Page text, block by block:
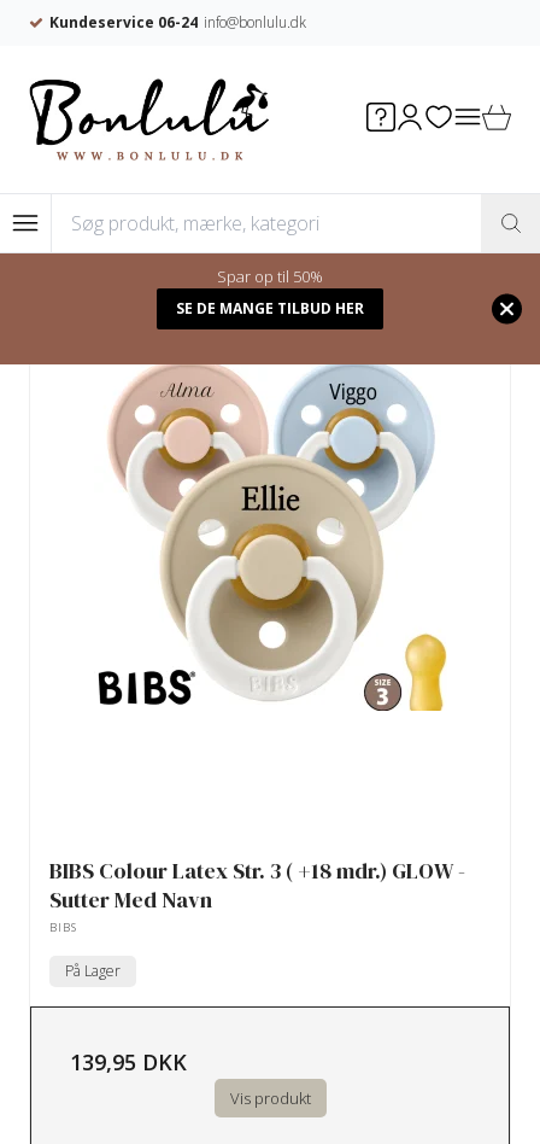
Kundeservice 06-24 info@bonlulu.dk
Spar op til 50%
SE DE MANGE TILBUD HER
/ Sutter med navn / FORM
BIBS Colour Latex Str. 3 ( +18 mdr.) GLOW -
Sutter Med Navn
BIBS
På Lager
139,95 DKK
Vis produkt